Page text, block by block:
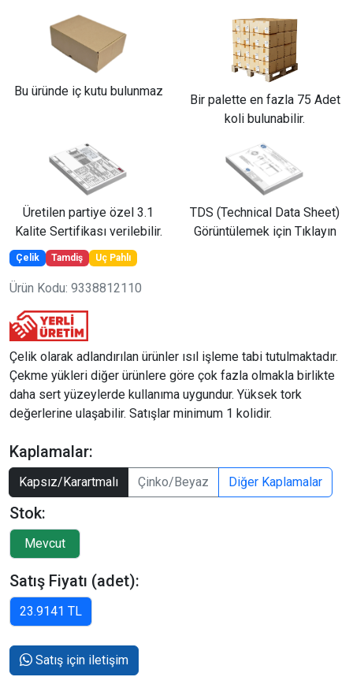
Bu üründe iç kutu bulunmaz
Bir palette en fazla 75 Adet
koli bulunabilir.
Üretilen partiye özel 3.1
Kalite Sertifikası verilebilir.
TDS (Technical Data Sheet)
Görüntülemek için Tıklayın
Çelik Tamdiş Uç Pahlı
Ürün Kodu: 9338812110
Çelik olarak adlandırılan ürünler ısıl işleme tabi tutulmaktadır.
Çekme yükleri diğer ürünlere göre çok fazla olmakla birlikte
daha sert yüzeylerde kullanıma uygundur. Yüksek tork
değerlerine ulaşabilir. Satışlar minimum 1 kolidir.
Kaplamalar:
Kapsız/Karartmalı Çinko/Beyaz Diğer Kaplamalar
Stok:
Satış Fiyatı (adet):
Satış için iletişim